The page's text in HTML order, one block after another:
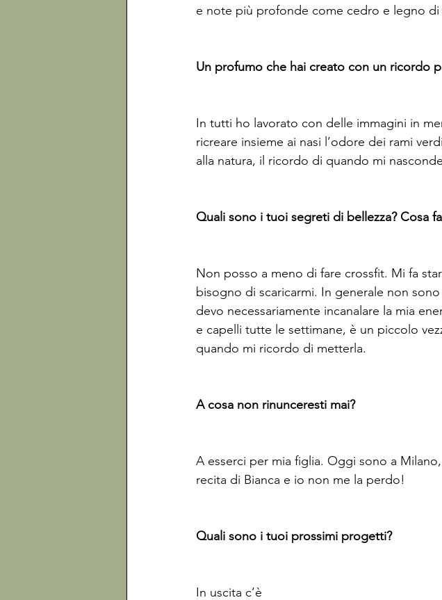
e note più profonde come cedro e legno di
Un profumo che hai creato con un ricordo
In tutti ho lavorato con delle immagini in
ricreare insieme ai nasi l’odore dei rami
alla natura, il ricordo di quando mi
Quali sono i tuoi segreti di bellezza? Cosa
Non posso a meno di fare crossfit. Mi fa
bisogno di scaricarmi. In generale non
devo necessariamente incanalare la mia
e capelli tutte le settimane, è un piccolo
quando mi ricordo di metterla.
A cosa non rinunceresti mai?
A esserci per mia figlia. Oggi sono a
recita di Bianca e io non me la perdo!
Quali sono i tuoi prossimi progetti?
In uscita c’è